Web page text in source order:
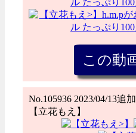
No.105936 2023/04/13追加
【立花もえ】